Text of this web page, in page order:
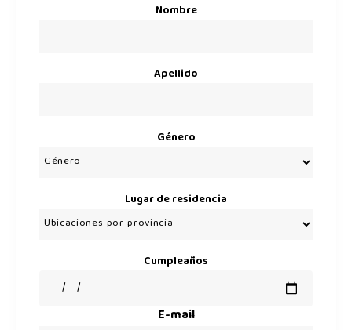
Nombre
Apellido
Género
Lugar de residencia
Cumpleaños
E-mail